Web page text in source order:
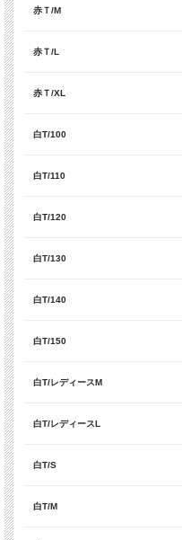
赤Ｔ/M
赤Ｔ/L
赤Ｔ/XL
白T/100
白T/110
白T/120
白T/130
白T/140
白T/150
白T/レディースM
白T/レディースL
白T/S
白T/M